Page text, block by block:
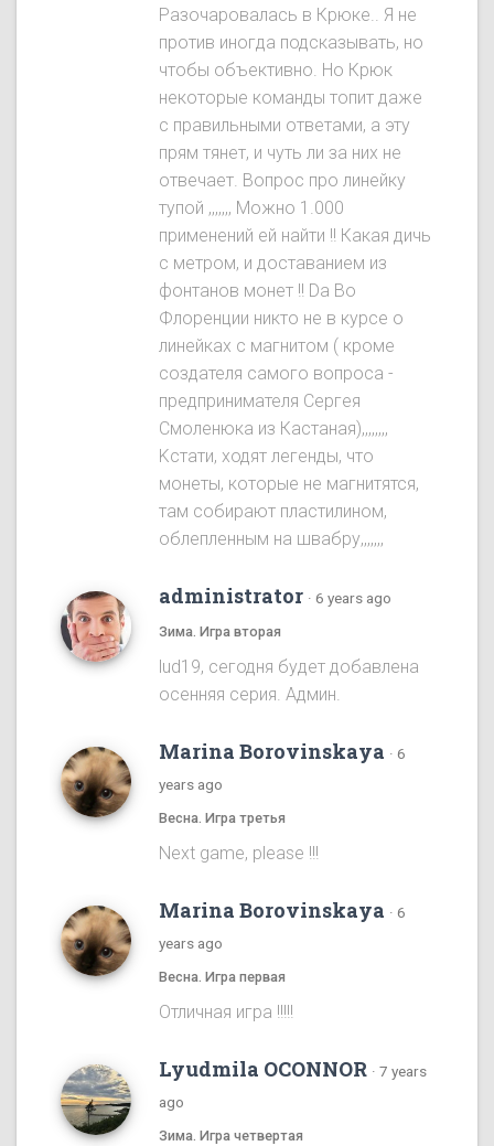
Разочаровалась в Крюке.. Я не
против иногда подсказывать, но
чтобы объективно. Ho Крюк
некоторые команды топит даже
с правильными ответами, а эту
прям тянет, и чуть ли за них не
отвечает. Вопрос про линейку
тупой ,,,,,,, Можно 1.000
применений ей найти !! Какая дичь
с метром, и доставанием из
фонтанов монет !! Da Во
Флоренции никто не в курсе о
линейках с магнитом ( кроме
создателя самого вопроса -
предпринимателя Сергея
Смоленюка из Кастаная),,,,,,,,
Kстати, ходят легенды, что
монеты, которые не магнитятся,
там собирают пластилином,
облепленным на швабру,,,,,,,
administrator · 6 years ago
Зима. Игра вторая
lud19, сегодня будет добавлена
осенняя серия. Админ.
Marina Borovinskaya · 6
years ago
Весна. Игра третья
Next game, please !!!
Marina Borovinskaya · 6
years ago
Весна. Игра первая
Отличная игра !!!!!
Lyudmila OCONNOR · 7 years
ago
Зима. Игра четвертая